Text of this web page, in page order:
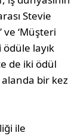
Stevie
ve ‘Müşteri
layık
de iki ödül
alanda bir kez
ile